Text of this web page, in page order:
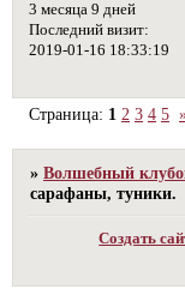
3 месяца 9 дней
Последний визит:
2019-01-16 18:33:19
Страница: 1 2 3 4 5
»Волшебный
сарафаны, туники.
Создать